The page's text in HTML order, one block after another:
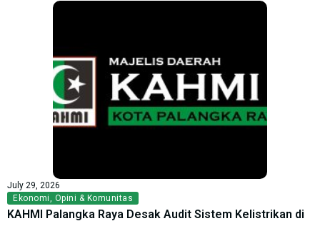
July 29, 2026
Ekonomi, Opini & Komunitas
KAHMI Palangka Raya Desak Audit Sistem Kelistrikan di